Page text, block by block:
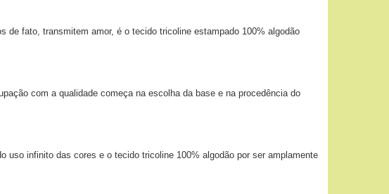
fato, transmitem amor, é o tecido tricoline estampado 100% algodão
com a qualidade começa na escolha da base e na procedência do
uso infinito das cores e o tecido tricoline 100% algodão por ser amplamente